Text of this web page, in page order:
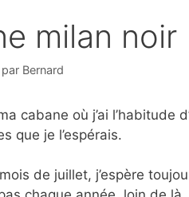
milan noir
par Bernard
cabane où j’ai l’habitude
que je l’espérais.
de juillet, j’espère